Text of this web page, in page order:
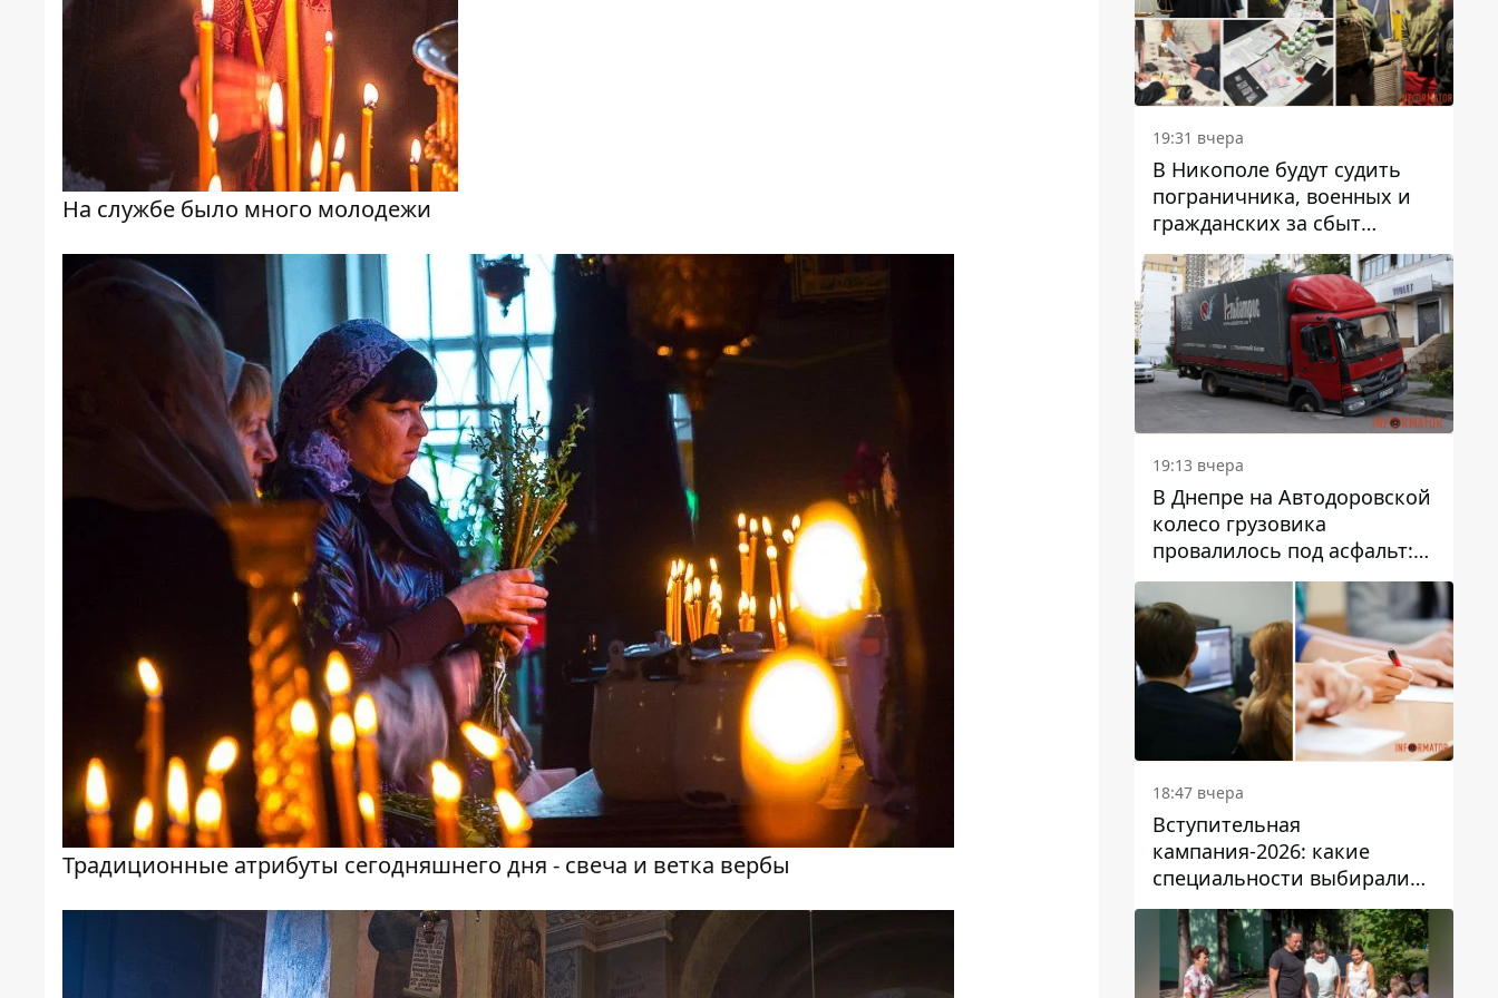
На службе было много молодежи
Традиционные атрибуты сегодняшнего дня - свеча и ветка вербы
19:31 вчера
В Никополе будут судить
пограничника, военных и
гражданских за сбыт
психотропов
19:13 вчера
В Днепре на Автодоровской
колесо грузовика
провалилось под асфальт:
движение заблокировано
18:47 вчера
Вступительная
кампания-2026: какие
специальности выбирали
абитуриенты в Украине